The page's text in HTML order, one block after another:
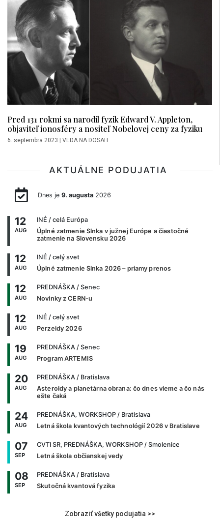
Pred 131 rokmi sa narodil fyzik Edward V. Appleton,
objaviteľ ionosféry a nositeľ Nobelovej ceny za fyziku
6. septembra 2023 VEDA NA DOSAH
AKTUÁLNE PODUJATIA
Dnes je 9. augusta2026
12
AUG
INÉ / celá Európa
Úplné zatmenie Slnka v južnej Európe a čiastočné
zatmenie na Slovensku 2026
12
AUG
INÉ / celý svet
Úplné zatmenie Slnka 2026 – priamy prenos
12
AUG
PREDNÁŠKA / Senec
Novinky z CERN-u
12
AUG
INÉ / celý svet
Perzeidy 2026
19
AUG
PREDNÁŠKA / Senec
Program ARTEMIS
20
AUG
PREDNÁŠKA / Bratislava
Asteroidy a planetárna obrana: čo dnes vieme a čo nás
ešte čaká
24
AUG
PREDNÁŠKA, WORKSHOP / Bratislava
Letná škola kvantových technológií 2026 v Bratislave
07
SEP
CVTI SR, PREDNÁŠKA, WORKSHOP / Smolenice
Letná škola občianskej vedy
08
SEP
PREDNÁŠKA / Bratislava
Skutočná kvantová fyzika
Zobraziť všetky podujatia >>